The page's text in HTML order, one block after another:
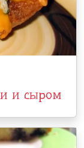
и сыром